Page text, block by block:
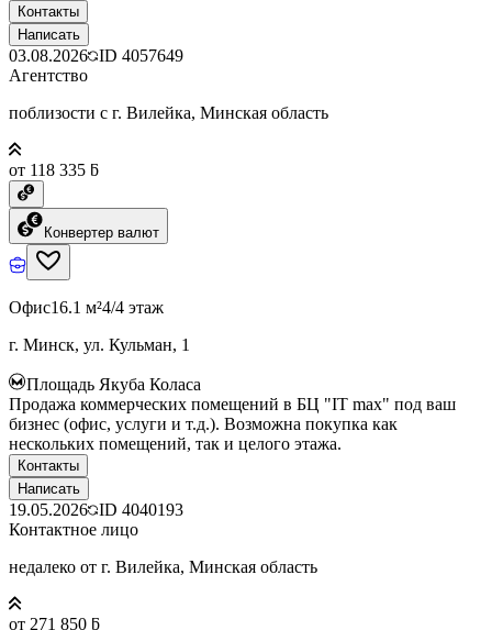
Контакты
Написать
03.08.2026 ID 4057649
Агентство
поблизости с г. Вилейка, Минская область
от 118 335 ƃ
Конвертер валют
Офис16.1 м²4/4 этаж
г. Минск, ул. Кульман, 1
Площадь Якуба Коласа
Продажа коммерческих помещений в БЦ "IT max" под ваш
бизнес (офис, услуги и т.д.). Возможна покупка как
нескольких помещений, так и целого этажа.
Контакты
Написать
19.05.2026 ID 4040193
Контактное лицо
недалеко от г. Вилейка, Минская область
от 271 850 ƃ